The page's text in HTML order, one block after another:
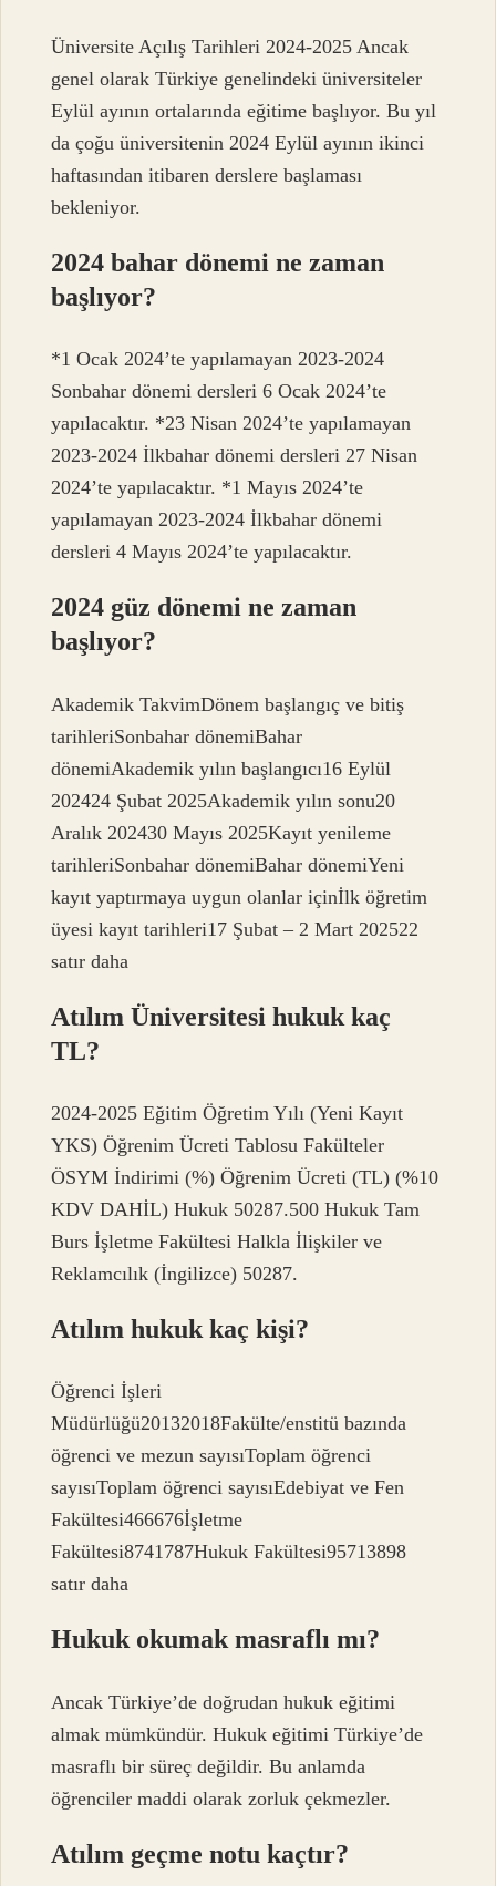
Üniversite Açılış Tarihleri ​​2024-2025 Ancak
genel olarak Türkiye genelindeki üniversiteler
Eylül ayının ortalarında eğitime başlıyor. Bu yıl
da çoğu üniversitenin 2024 Eylül ayının ikinci
haftasından itibaren derslere başlaması
bekleniyor.
2024 bahar dönemi ne zaman
başlıyor?
*1 Ocak 2024’te yapılamayan 2023-2024
Sonbahar dönemi dersleri 6 Ocak 2024’te
yapılacaktır. *23 Nisan 2024’te yapılamayan
2023-2024 İlkbahar dönemi dersleri 27 Nisan
2024’te yapılacaktır. *1 Mayıs 2024’te
yapılamayan 2023-2024 İlkbahar dönemi
dersleri 4 Mayıs 2024’te yapılacaktır.
2024 güz dönemi ne zaman
başlıyor?
Akademik TakvimDönem başlangıç ​​ve bitiş
tarihleriSonbahar dönemiBahar
dönemiAkademik yılın başlangıcı16 Eylül
202424 Şubat 2025Akademik yılın sonu20
Aralık 202430 Mayıs 2025Kayıt yenileme
tarihleriSonbahar dönemiBahar dönemiYeni
kayıt yaptırmaya uygun olanlar içinİlk öğretim
üyesi kayıt tarihleri17 Şubat – 2 Mart 202522
satır daha
Atılım Üniversitesi hukuk kaç
TL?
2024-2025 Eğitim Öğretim Yılı (Yeni Kayıt
YKS) Öğrenim Ücreti Tablosu Fakülteler
ÖSYM İndirimi (%) Öğrenim Ücreti (TL) (%10
KDV DAHİL) Hukuk 50287.500 Hukuk Tam
Burs İşletme Fakültesi Halkla İlişkiler ve
Reklamcılık (İngilizce) 50287.
Atılım hukuk kaç kişi?
Öğrenci İşleri
Müdürlüğü20132018Fakülte/enstitü bazında
öğrenci ve mezun sayısıToplam öğrenci
sayısıToplam öğrenci sayısıEdebiyat ve Fen
Fakültesi466676İşletme
Fakültesi8741787Hukuk Fakültesi95713898
satır daha
Hukuk okumak masraflı mı?
Ancak Türkiye’de doğrudan hukuk eğitimi
almak mümkündür. Hukuk eğitimi Türkiye’de
masraflı bir süreç değildir. Bu anlamda
öğrenciler maddi olarak zorluk çekmezler.
Atılım geçme notu kaçtır?